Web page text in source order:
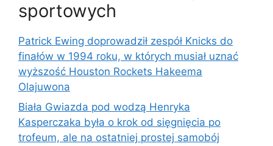
sportowych
Patrick Ewing doprowadził zespół Knicks do
finałów w 1994 roku, w których musiał uznać
wyższość Houston Rockets Hakeema
Olajuwona
Biała Gwiazda pod wodzą Henryka
Kasperczaka była o krok od sięgnięcia po
trofeum, ale na ostatniej prostej samobój